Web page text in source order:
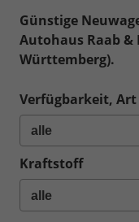
Günstige
Autohaus Raab &
Württemberg).
Verfügbarkeit, Art
Kraftstoff